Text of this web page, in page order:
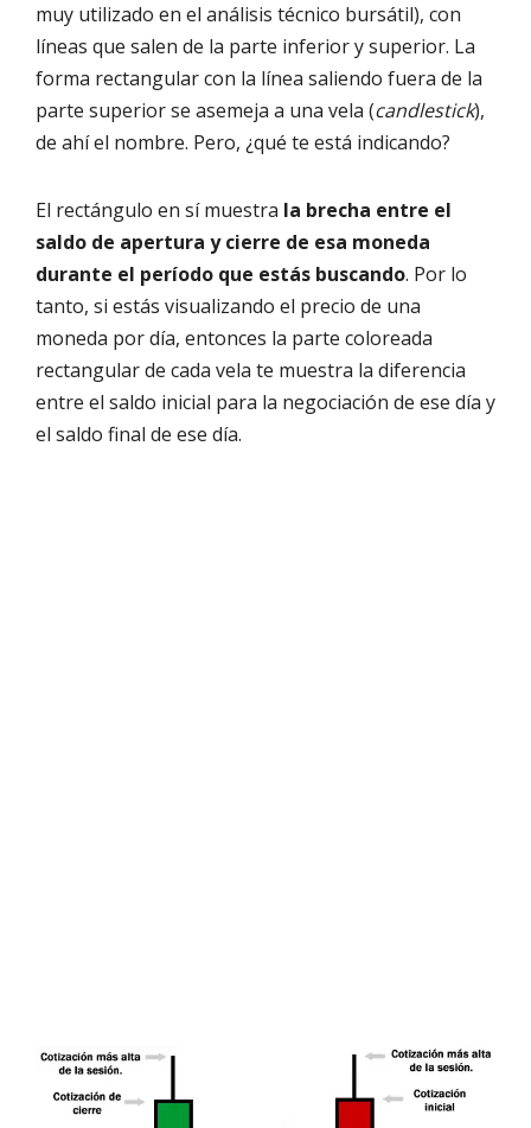
muy utilizado en el análisis técnico bursátil), con
líneas que salen de la parte inferior y superior. La
forma rectangular con la línea saliendo fuera de la
parte superior se asemeja a una vela (candlestick),
de ahí el nombre. Pero, ¿qué te está indicando?
El rectángulo en sí muestra la brecha entre el
saldo de apertura y cierre de esa moneda
durante el período que estás buscando. Por lo
tanto, si estás visualizando el precio de una
moneda por día, entonces la parte coloreada
rectangular de cada vela te muestra la diferencia
entre el saldo inicial para la negociación de ese día y
el saldo final de ese día.